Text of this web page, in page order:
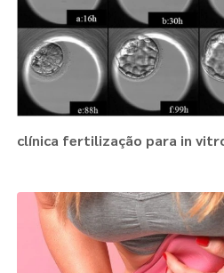
clínica fertilização para in